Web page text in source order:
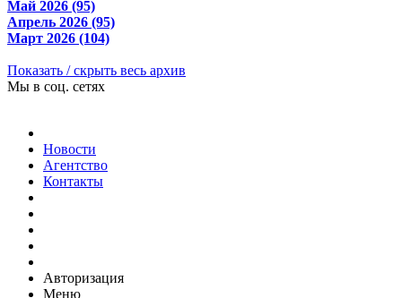
Май 2026 (95)
Апрель 2026 (95)
Март 2026 (104)
Показать / скрыть весь архив
Мы в соц. сетях
Новости
Агентство
Контакты
Авторизация
Меню